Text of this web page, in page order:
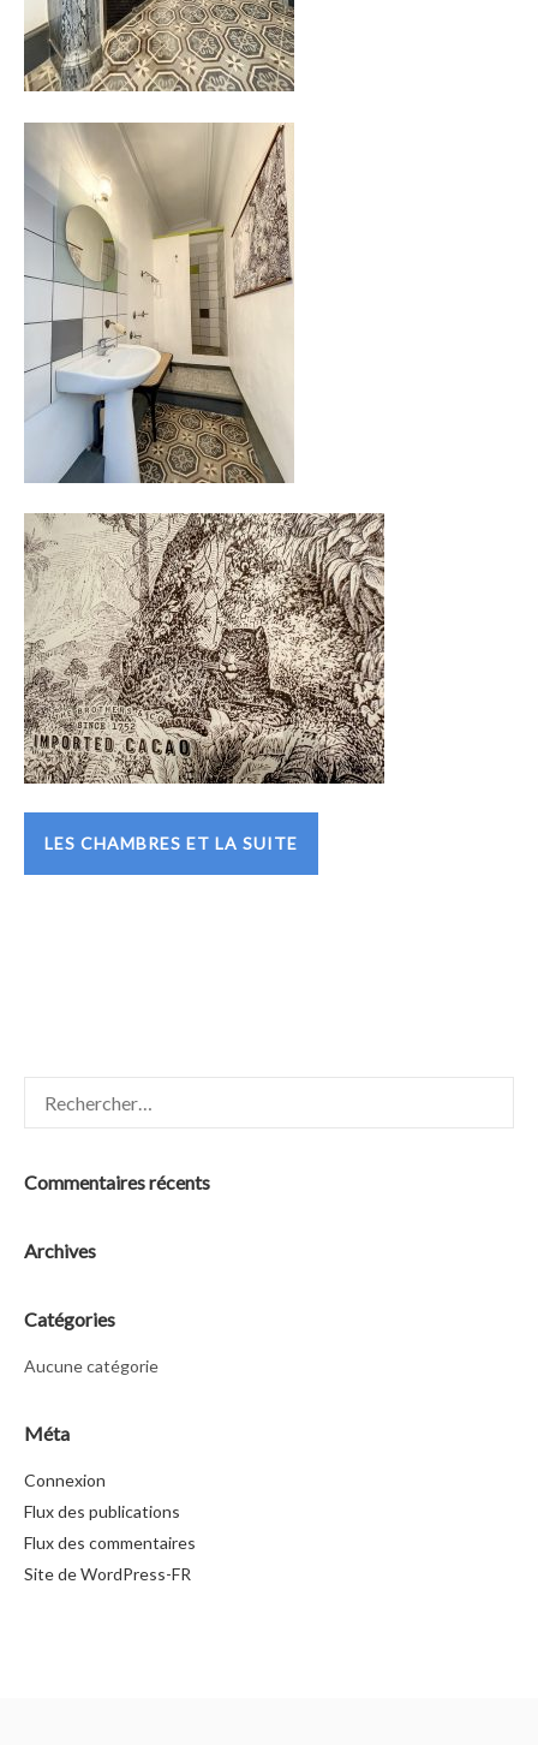
LES CHAMBRES ET LA SUITE
Commentaires récents
Archives
Catégories
Aucune catégorie
Méta
Connexion
Flux des publications
Flux des commentaires
Site de WordPress-FR